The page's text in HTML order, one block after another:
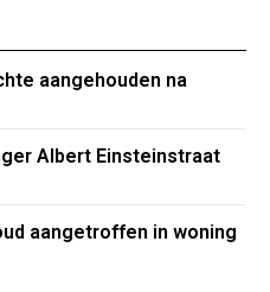
aangehouden na
Albert Einsteinstraat
aangetroffen in woning